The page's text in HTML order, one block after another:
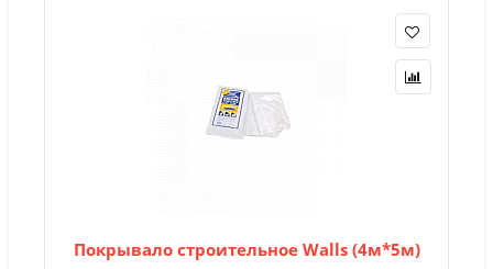
Покрывало строительное Walls (4м*5м)